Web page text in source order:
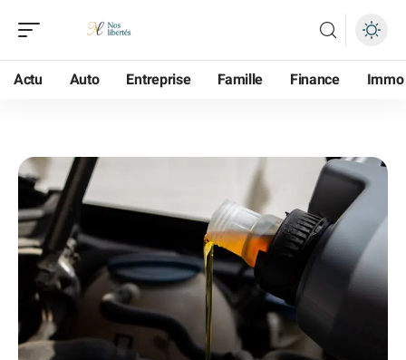
Actu Auto Entreprise Famille Finance Immo